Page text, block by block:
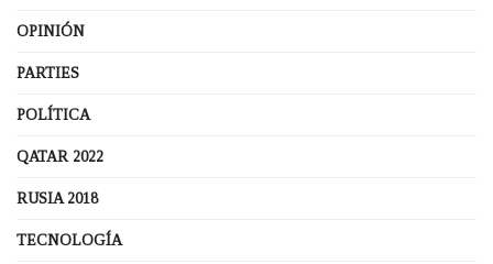
OPINIÓN
PARTIES
POLÍTICA
QATAR 2022
RUSIA 2018
TECNOLOGÍA